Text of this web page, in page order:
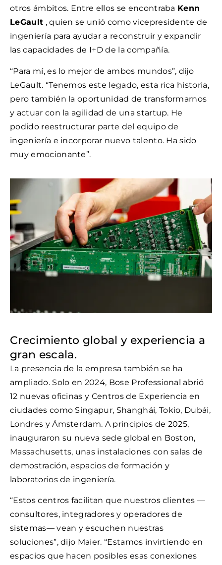
otros ámbitos. Entre ellos se encontraba Kenn
LeGault , quien se unió como vicepresidente de
ingeniería para ayudar a reconstruir y expandir
las capacidades de I+D de la compañía.
“Para mí, es lo mejor de ambos mundos”, dijo
LeGault. “Tenemos este legado, esta rica historia,
pero también la oportunidad de transformarnos
y actuar con la agilidad de una startup. He
podido reestructurar parte del equipo de
ingeniería e incorporar nuevo talento. Ha sido
muy emocionante”.
Crecimiento global y experiencia a
gran escala.
La presencia de la empresa también se ha
ampliado. Solo en 2024, Bose Professional abrió
12 nuevas oficinas y Centros de Experiencia en
ciudades como Singapur, Shanghái, Tokio, Dubái,
Londres y Ámsterdam. A principios de 2025,
inauguraron su nueva sede global en Boston,
Massachusetts, unas instalaciones con salas de
demostración, espacios de formación y
laboratorios de ingeniería.
“Estos centros facilitan que nuestros clientes —
consultores, integradores y operadores de
sistemas— vean y escuchen nuestras
soluciones”, dijo Maier. “Estamos invirtiendo en
espacios que hacen posibles esas conexiones